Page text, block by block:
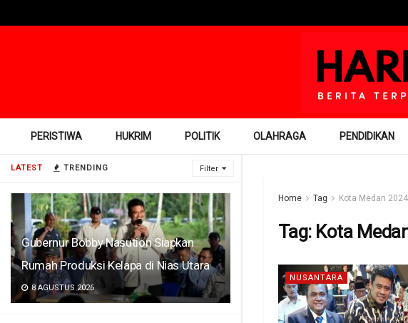
LATEST TRENDING Filter
Gubernur Bobby Nasution Siapkan
Rumah Produksi Kelapa di Nias Utara
8 AGUSTUS 2026
PERISTIWA HUKRIM POLITIK OLAHRAGA PENDIDIKAN
Home Tag Kota Medan 2024
Tag: Kota
NUSANTARA